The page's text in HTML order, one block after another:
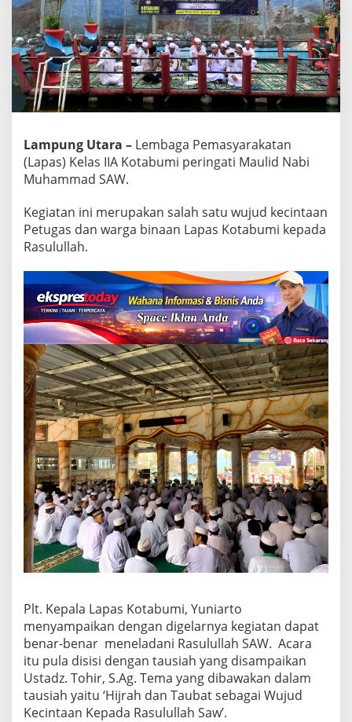
i
n
g
a
M
a
l
d
b
i
Lampung Utara – Lembaga Pemasyarakatan
(Lapas) Kelas IIA Kotabumi peringati Maulid Nabi
Muhammad SAW.
Kegiatan ini merupakan salah satu wujud kecintaan
Petugas dan warga binaan Lapas Kotabumi kepada
Rasulullah.
Plt. Kepala Lapas Kotabumi, Yuniarto
menyampaikan dengan digelarnya kegiatan dapat
benar-benar meneladani Rasulullah SAW. Acara
itu pula disisi dengan tausiah yang disampaikan
Ustadz. Tohir, S.Ag. Tema yang dibawakan dalam
tausiah yaitu ‘Hijrah dan Taubat sebagai Wujud
Kecintaan Kepada Rasulullah Saw’.